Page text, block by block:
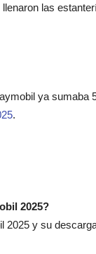
las
ya sumaba
.
2025?
2025 y su